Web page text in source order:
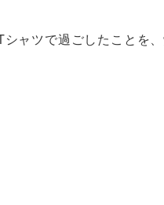
ャツで過ごしたことを、